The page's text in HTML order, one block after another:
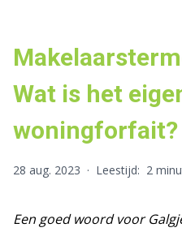
Wat is het
woningforfait?
28 aug. 2023 · Leestijd: 2
Een goed woord voor